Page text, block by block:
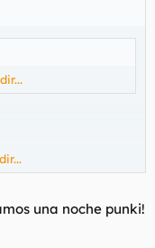
una noche punki!